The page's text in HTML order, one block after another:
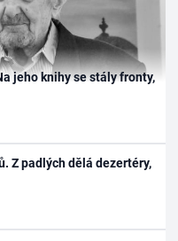
jeho knihy se stály fronty,
Z padlých dělá dezertéry,